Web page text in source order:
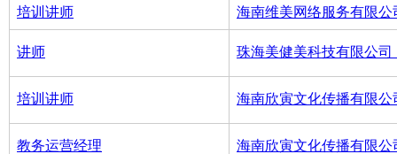
培训讲师 海南维美网络服务有限公
讲师 珠海美健美科技有限公司
培训讲师 海南欣寅文化传播有限公
教务运营经理 海南欣寅文化传播有限公